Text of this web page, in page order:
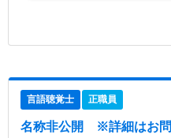
言語聴覚士 正職員
名称非公開 ※詳細はお問